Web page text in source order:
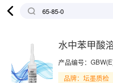

水中苯甲酸
产品编号：
品牌：坛墨质检